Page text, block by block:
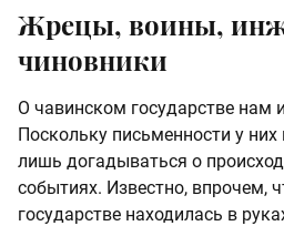
Жрецы, воины,
чиновники
О чавинском государстве нам
Поскольку письменности у
лишь догадываться о
событиях. Известно, впрочем,
государстве находилась в